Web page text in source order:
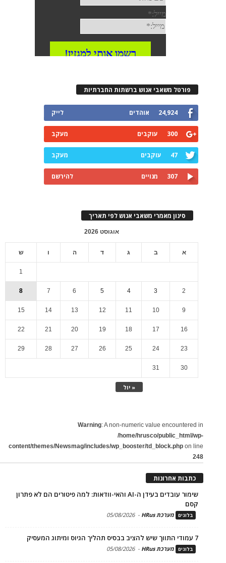
פורטל משאבי אנוש ברשתות החברתיות
24,924 אוהדים לייק
300 עוקבים מעקב
47 עוקבים מעקב
307 מנויים להירשם
סינון מאמרי משאבי אנוש לפי תאריך
אוגוסט 2026
א ב ג ד ה ו ש
« יול
1
2
3
4
5
6
7
8
9
10
11
12
13
14
15
16
17
18
19
20
21
22
23
24
25
26
27
28
29
30
31
Warning: A non-numeric value encountered in
/home/hrusco/public_html/wp-
content/themes/Newsmag/includes/wp_booster/td_block.php on line
248
כתבות אחרונות
שימור עובדים בעידן ה-AI והאי-וודאות: למה פיטורים הם לא פתרון
קסם
בלוגים מערכת HRus -
05/08/2026
7 עמודי התווך שיש להציב בבסיס תהליך הגיוס ומיתוג המעסיק
בלוגים מערכת HRus -
05/08/2026